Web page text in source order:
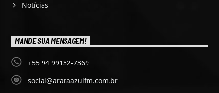
Notícias
MANDE SUA MENSAGEM!
+55 94 99132-7369
social@araraazulfm.com.br